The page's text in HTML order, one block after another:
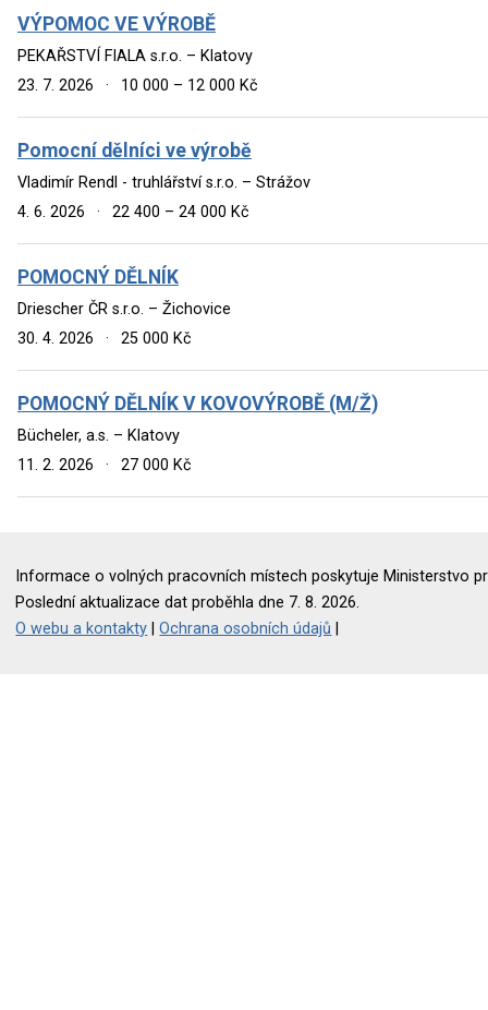
VÝPOMOC VE VÝROBĚ
PEKAŘSTVÍ FIALA s.r.o. – Klatovy
23. 7. 2026
· 10 000 – 12 000 Kč
Pomocní dělníci ve výrobě
Vladimír Rendl - truhlářství s.r.o. – Strážov
4. 6. 2026
· 22 400 – 24 000 Kč
POMOCNÝ DĚLNÍK
Driescher ČR s.r.o. – Žichovice
30. 4. 2026
· 25 000 Kč
POMOCNÝ DĚLNÍK V KOVOVÝROBĚ (M/Ž)
Bücheler, a.s. – Klatovy
11. 2. 2026
· 27 000 Kč
Informace o volných pracovních místech poskytuje Ministerstvo
Poslední aktualizace dat proběhla dne 7. 8. 2026.
O webu a kontakty |Ochrana osobních údajů